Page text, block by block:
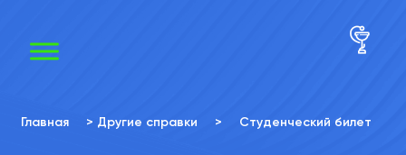
Главная > Другие справки > Студенческий билет